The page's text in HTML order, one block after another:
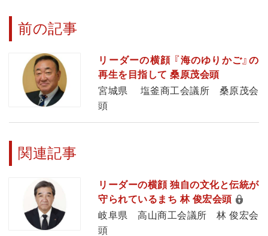
前の記事
リーダーの横顔 『海のゆりかご』の
再生を目指して 桑原茂会頭
宮城県 塩釜商工会議所 桑原茂会
頭
関連記事
リーダーの横顔 独自の文化と伝統が
守られているまち 林 俊宏会頭
岐阜県 高山商工会議所 林 俊宏会
頭